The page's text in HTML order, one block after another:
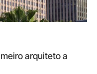
arquiteto a